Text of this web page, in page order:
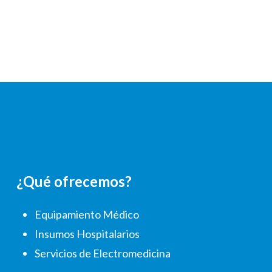
¿Qué ofrecemos?
Equipamiento Médico
Insumos Hospitalarios
Servicios de Electromedicina